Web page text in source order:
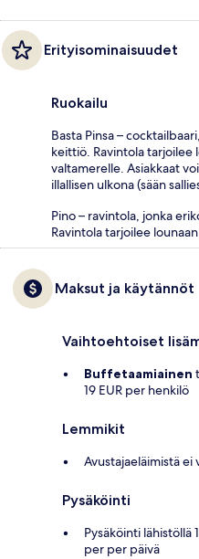
Erityisominaisuudet
Ruokailu
Basta Pinsa –
keittiö. Ravintola tarjoilee
valtamerelle. Asiakkaat
illallisen ulkona (sään
Pino – ravintola, jonka
Ravintola tarjoilee
Maksut ja käytännöt
Vaihtoehtoiset
Buffetaamiainen
19 EUR per henkilö
Lemmikit
Avustajaeläimistä ei
Pysäköinti
Pysäköinti lähistöllä
per per päivä